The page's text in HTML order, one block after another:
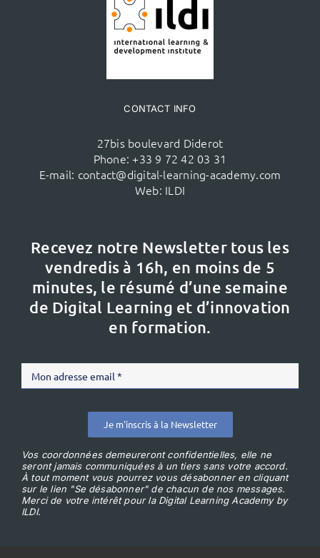
CONTACT INFO
27bis boulevard Diderot
Phone: +33 9 72 42 03 31
E-mail: contact@digital-learning-academy.com
Web: ILDI
Recevez notre Newsletter tous les
vendredis à 16h, en moins de 5
minutes, le résumé d’une semaine
de Digital Learning et d’innovation
en formation.
Je m'inscris à la Newsletter
Vos coordonnées demeureront confidentielles, elle ne
seront jamais communiquées à un tiers sans votre accord.
À tout moment vous pourrez vous désabonner en cliquant
sur le lien "Se désabonner" de chacun de nos messages.
Merci de votre intérêt pour la Digital Learning Academy by
ILDI.